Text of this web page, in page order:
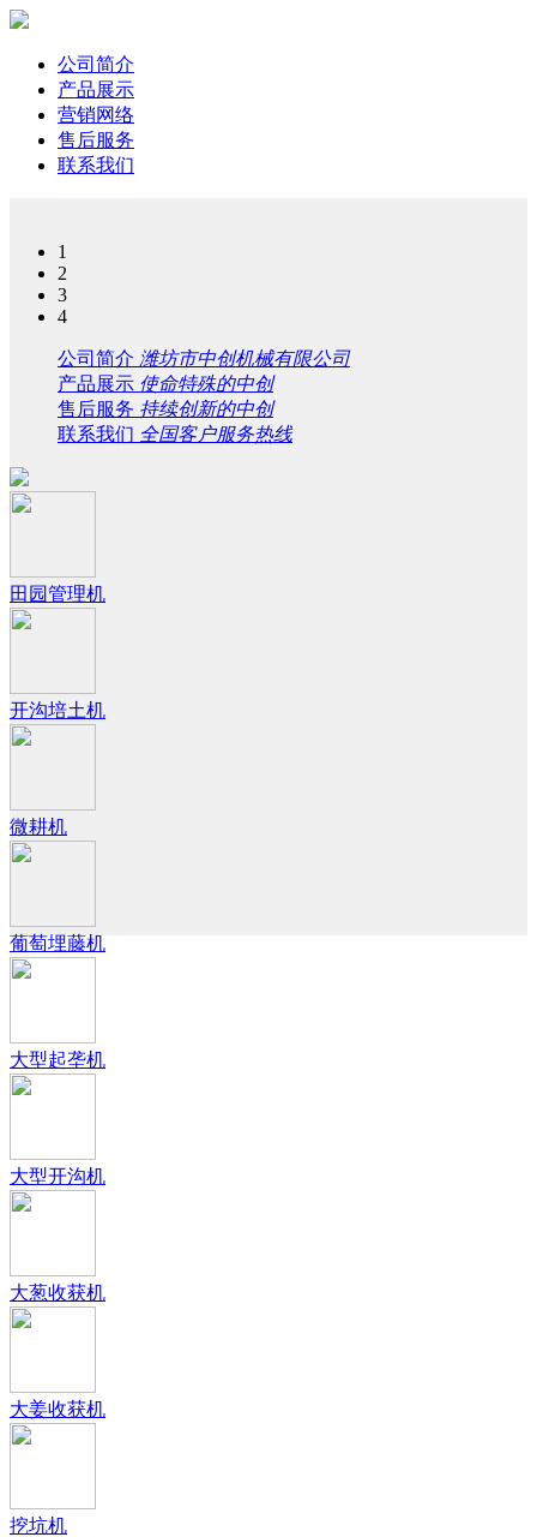
公司简介
产品展示
营销网络
售后服务
联系我们
1
2
3
4
公司简介 潍坊市中创机械有限公司
产品展示 使命特殊的中创
售后服务 持续创新的中创
联系我们 全国客户服务热线
田园管理机
开沟培土机
微耕机
葡萄埋藤机
大型起垄机
大型开沟机
大葱收获机
大姜收获机
挖坑机